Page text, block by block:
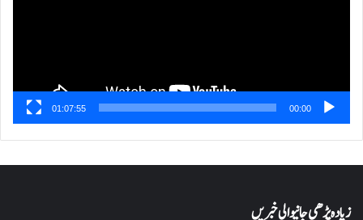
00:00
01:07:55
زیادہ پڑھی جانیوالی خبریں